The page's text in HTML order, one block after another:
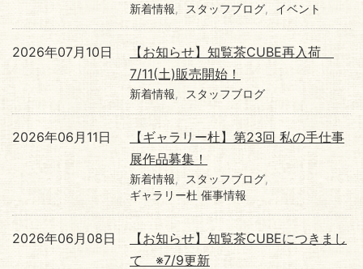
新着情報 スタッフブログ イベント
【お知らせ】知覧茶CUBE再入荷
7/11(土)販売開始！
2026年07月10日
新着情報 スタッフブログ
【ギャラリー杜】第23回 私の手仕事
展作品募集！
2026年06月11日
新着情報
スタッフブログ
ギャラリー杜 催事情報
【お知らせ】知覧茶CUBEにつきまし
て ※7/9更新
2026年06月08日